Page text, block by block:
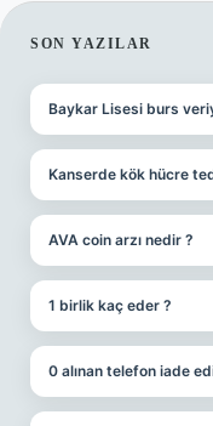
SON YAZILAR
Baykar Lisesi burs
Kanserde kök hücre
AVA coin arzı nedir ?
1 birlik kaç eder ?
0 alınan telefon iade